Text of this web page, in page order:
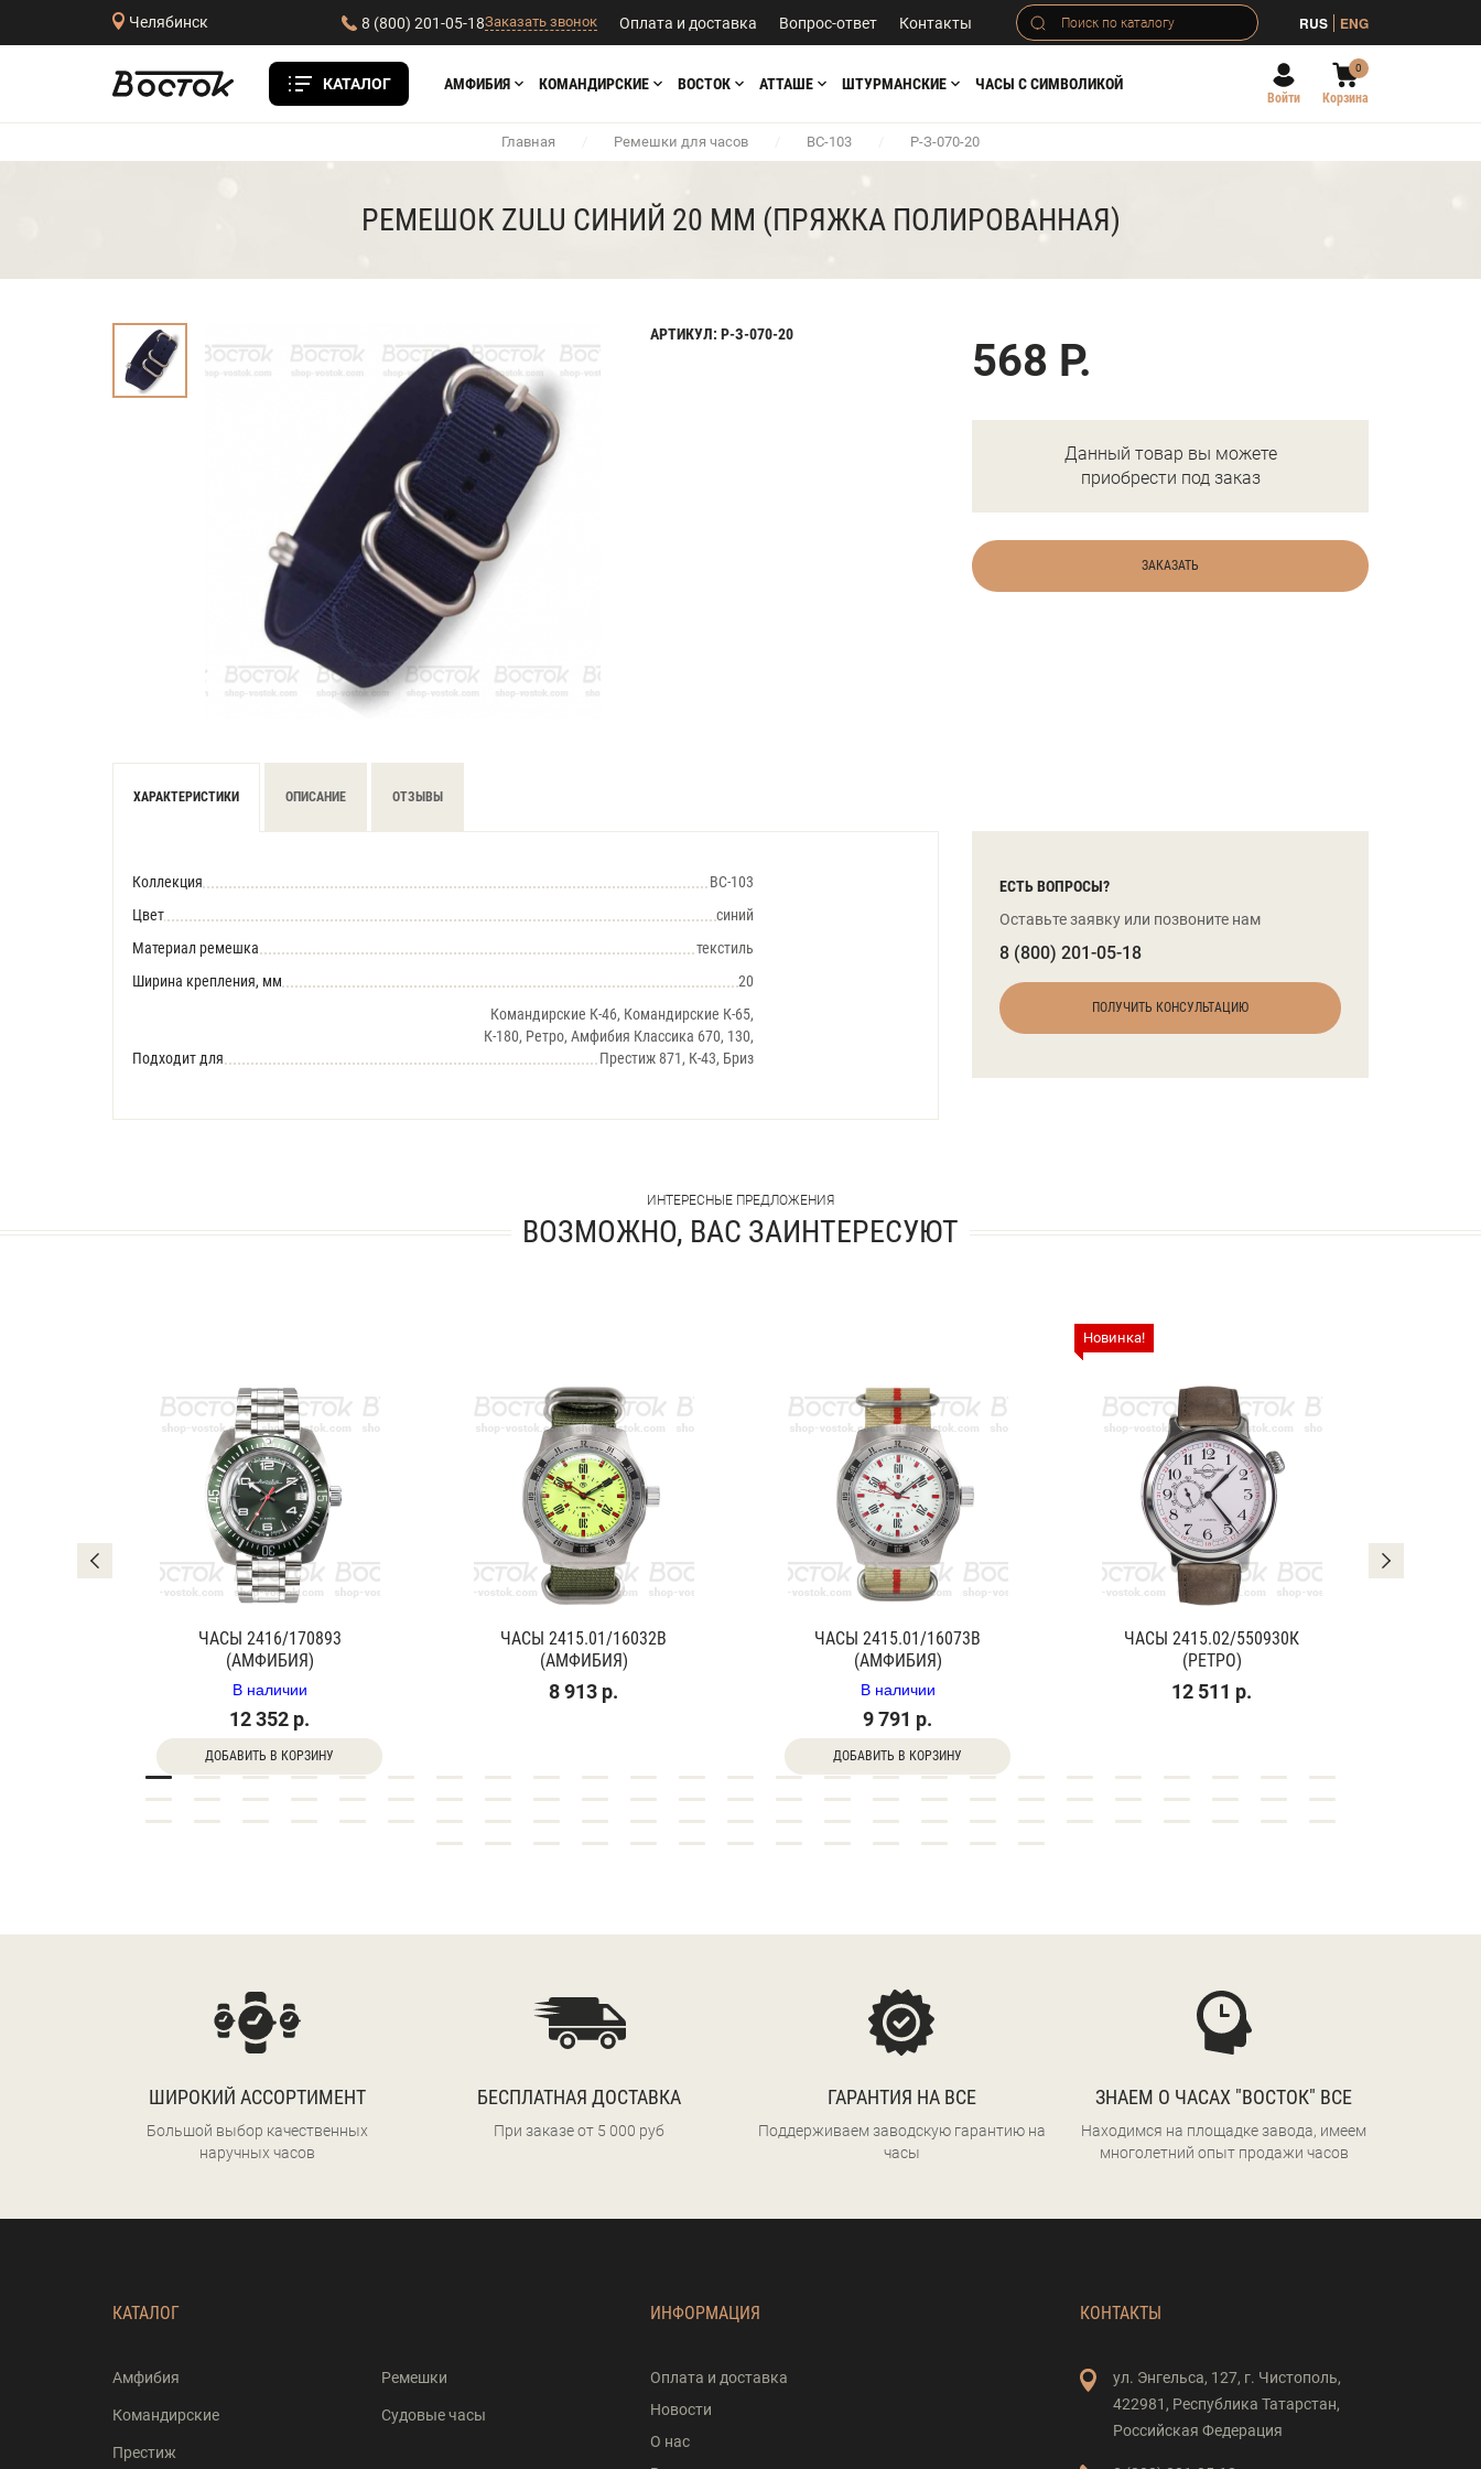
Челябинск 8 (800) 201-05-18Заказать звонок Оплата и доставка Вопрос-ответ Контакты RUS ENG
КАТАЛОГ АМФИБИЯ КОМАНДИРСКИЕ ВОСТОК АТТАШЕ ШТУРМАНСКИЕ ЧАСЫ С СИМВОЛИКОЙ
Войти
0
Корзина
Главная / Ремешки для часов / BC-103 / Р-З-070-20
РЕМЕШОК ZULU СИНИЙ 20 ММ (ПРЯЖКА ПОЛИРОВАННАЯ)
АРТИКУЛ: Р-З-070-20
568 Р.
Данный товар вы можете
приобрести под заказ
ЗАКАЗАТЬ
ХАРАКТЕРИСТИКИ ОПИСАНИЕ ОТЗЫВЫ
Коллекция
BC-103
Цвет
синий
Материал ремешка
текстиль
Ширина крепления, мм
20
Подходит для
Командирские К-46, Командирские К-65,
К-180, Ретро, Амфибия Классика 670, 130,
Престиж 871, К-43, Бриз
ЕСТЬ ВОПРОСЫ?
Оставьте заявку или позвоните нам
8 (800) 201-05-18
ПОЛУЧИТЬ КОНСУЛЬТАЦИЮ
ИНТЕРЕСНЫЕ ПРЕДЛОЖЕНИЯ
ВОЗМОЖНО, ВАС ЗАИНТЕРЕСУЮТ
ЧАСЫ 2416/170893
(АМФИБИЯ)
В наличии
12 352 р.
ДОБАВИТЬ В КОРЗИНУ
ЧАСЫ 2415.01/16032В
(АМФИБИЯ)
8 913 р.
ЧАСЫ 2415.01/16073В
(АМФИБИЯ)
В наличии
9 791 р.
ДОБАВИТЬ В КОРЗИНУ
Новинка!
ЧАСЫ 2415.02/550930К
(РЕТРО)
12 511 р.
ШИРОКИЙ АССОРТИМЕНТ
Большой выбор качественных
наручных часов
БЕСПЛАТНАЯ ДОСТАВКА
При заказе от 5 000 руб
ГАРАНТИЯ НА ВСЕ
Поддерживаем заводскую гарантию на
часы
ЗНАЕМ О ЧАСАХ "ВОСТОК" ВСЕ
Находимся на площадке завода, имеем
многолетний опыт продажи часов
КАТАЛОГ
Амфибия
Командирские
Престиж
Ремешки
Судовые часы
ИНФОРМАЦИЯ
Оплата и доставка
Новости
О нас
КОНТАКТЫ
ул. Энгельса, 127, г. Чистополь,
422981, Республика Татарстан,
Российская Федерация